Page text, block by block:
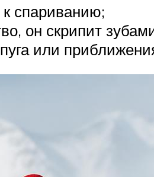
спариванию;
он скрипит
или